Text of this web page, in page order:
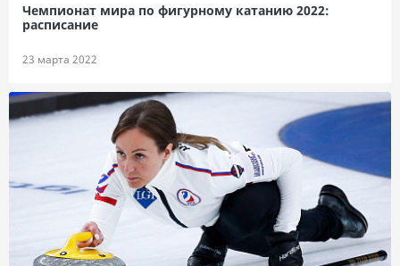
Чемпионат мира по фигурному катанию 2022:
расписание
23 марта 2022